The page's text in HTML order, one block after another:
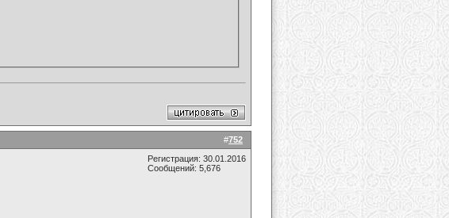
#752
Регистрация: 30.01.2016
Сообщений: 5,676